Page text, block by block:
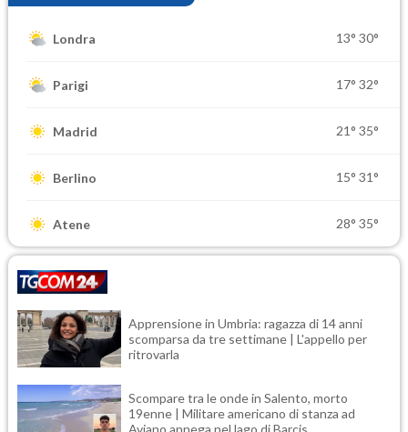
Londra 13° 30°
Parigi 17° 32°
Madrid 21° 35°
Berlino 15° 31°
Atene 28° 35°
Apprensione in Umbria: ragazza di 14 anni
scomparsa da tre settimane | L'appello per
ritrovarla
Scompare tra le onde in Salento, morto
19enne | Militare americano di stanza ad
Aviano annega nel lago di Barcis